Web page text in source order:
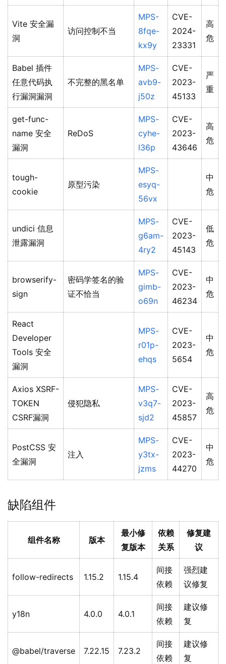
Vite 安全漏
洞
访问控制不当
MPS-
8fqe-
kx9y
CVE-
2024-
23331
高
危
Babel 插件
任意代码执
行漏洞漏洞
不完整的黑名单
MPS-
avb9-
j50z
CVE-
2023-
45133
严
重
get-func-
name 安全
漏洞
ReDoS
MPS-
cyhe-
l36p
CVE-
2023-
43646
高
危
tough-
cookie
原型污染
MPS-
esyq-
56vx
中
危
undici 信息
泄露漏洞
MPS-
g6am-
4ry2
CVE-
2023-
45143
低
危
browserify-
sign
密码学签名的验
证不恰当
MPS-
gimb-
o69n
CVE-
2023-
46234
中
危
React
Developer
Tools 安全
漏洞
MPS-
r01p-
ehqs
CVE-
2023-
5654
中
危
Axios XSRF-
TOKEN
CSRF漏洞
侵犯隐私
MPS-
v3q7-
sjd2
CVE-
2023-
45857
高
危
PostCSS 安
全漏洞
注入
MPS-
y3tx-
jzms
CVE-
2023-
44270
中
危
缺陷组件
组件名称 版本
最小修
复版本
依赖
关系
修复建
议
follow-redirects 1.15.2 1.15.4
间接
依赖
强烈建
议修复
y18n 4.0.0 4.0.1
间接
依赖
建议修
复
@babel/traverse 7.22.15 7.23.2
间接
依赖
建议修
复